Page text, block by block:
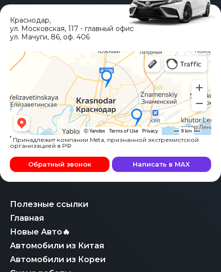
Полезные ссылки
Главная
Новые Авто🔥
Автомобили из Китая
Автомобили из Кореи
Краснодар,
ул. Московская, 117 - главный офис
ул. Мачуги, 86, оф. 406
* Принадлежит компании Meta, признанной экстремистской
организацией в РФ
Обратный звонок Написать в MAX